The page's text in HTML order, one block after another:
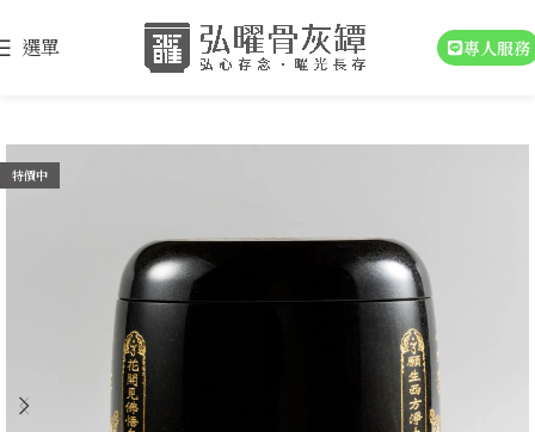
選單 專人服務
特價中